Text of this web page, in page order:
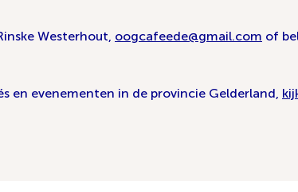
Westerhout, oogcafeede@gmail.com of
en evenementen in de provincie Gelderland,